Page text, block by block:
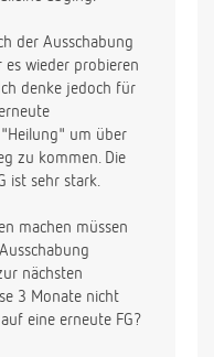
der Ausschabung
wieder probieren
denke jedoch für
um über
zu kommen. Die
ist sehr stark.
machen müssen
nächsten
3 Monate nicht
eine erneute FG?